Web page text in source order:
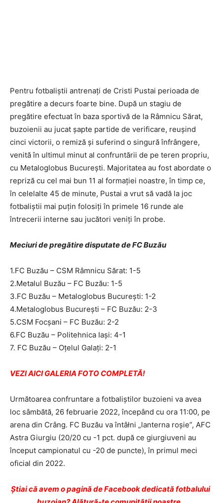
Pentru fotbaliştii antrenaţi de Cristi Pustai perioada de
pregătire a decurs foarte bine. După un stagiu de
pregătire efectuat în baza sportivă de la Râmnicu Sărat,
buzoienii au jucat şapte partide de verificare, reuşind
cinci victorii, o remiză şi suferind o singură înfrângere,
venită în ultimul minut al confruntării de pe teren propriu,
cu Metaloglobus Bucureşti. Majoritatea au fost abordate o
repriză cu cel mai bun 11 al formaţiei noastre, în timp ce,
în celelalte 45 de minute, Pustai a vrut să vadă la joc
fotbaliştii mai puţin folosiţi în primele 16 runde ale
întrecerii interne sau jucători veniţi în probe.
Meciuri de pregătire disputate de FC Buzău
1.FC Buzău – CSM Râmnicu Sărat: 1-5
2.Metalul Buzău – FC Buzău: 1-5
3.FC Buzău – Metaloglobus Bucureşti: 1-2
4.Metaloglobus Bucureşti – FC Buzău: 2-3
5.CSM Focşani – FC Buzău: 2-2
6.FC Buzău – Politehnica Iaşi: 4-1
7. FC Buzău – Oţelul Galaţi: 2-1
VEZI AICI GALERIA FOTO COMPLETĂ!
Următoarea confruntare a fotbaliştilor buzoieni va avea
loc sâmbătă, 26 februarie 2022, începând cu ora 11:00, pe
arena din Crâng. FC Buzău va întâłni „lanterna roşie”, AFC
Astra Giurgiu (20/20 cu -1 pct. după ce giurgiuveni au
început campionatul cu -20 de puncte), în primul meci
oficial din 2022.
Ştiai că avem o pagină de Facebook dedicată fotbalului